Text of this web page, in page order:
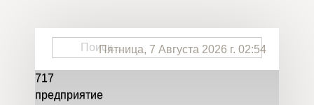
Пятница, 7 Августа 2026 г. 02:54
717
предприятие